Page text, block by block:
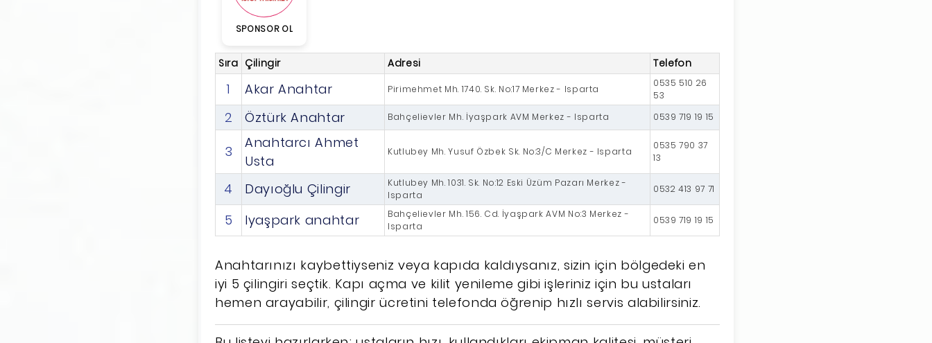
SPONSOR OL
Sıra Çilingir Adresi Telefon
1 Akar Anahtar Pirimehmet Mh. 1740. Sk. No:17 Merkez - Isparta
0535 510 26
53
2 Öztürk Anahtar Bahçelievler Mh. İyaşpark AVM Merkez - Isparta 0539 719 19 15
3
Anahtarcı Ahmet
Usta
Kutlubey Mh. Yusuf Özbek Sk. No:3/C Merkez - Isparta
0535 790 37
13
4 Dayıoğlu Çilingir
Kutlubey Mh. 1031. Sk. No:12 Eski Üzüm Pazarı Merkez -
Isparta
0532 413 97 71
5 Iyaşpark anahtar
Bahçelievler Mh. 156. Cd. İyaşpark AVM No:3 Merkez -
Isparta
0539 719 19 15
Anahtarınızı kaybettiyseniz veya kapıda kaldıysanız, sizin için bölgedeki en
iyi 5 çilingiri seçtik. Kapı açma ve kilit yenileme gibi işleriniz için bu ustaları
hemen arayabilir, çilingir ücretini telefonda öğrenip hızlı servis alabilirsiniz.